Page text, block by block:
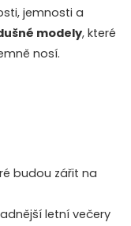
jemnosti a
modely, které
nosí.
budou zářit na
letní večery